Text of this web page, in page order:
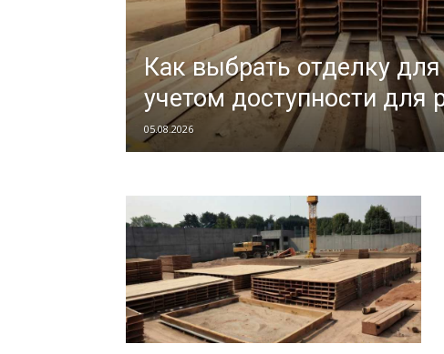
Как выбрать отделку
учетом доступности для
05.08.2026